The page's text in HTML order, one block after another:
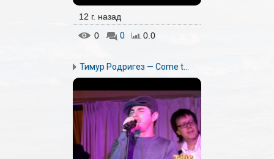
12 г. назад
0
0 0.0
Тимур Родригез — Come t...